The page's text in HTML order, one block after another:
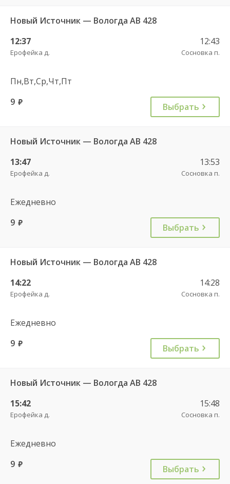
Новый Источник — Вологда АВ 428
12:37
Ерофейка д.
12:43
Сосновка п.
Пн,Вт,Ср,Чт,Пт
9 руб. Выбрать
Новый Источник — Вологда АВ 428
13:47
Ерофейка д.
13:53
Сосновка п.
Ежедневно
9 руб. Выбрать
Новый Источник — Вологда АВ 428
14:22
Ерофейка д.
14:28
Сосновка п.
Ежедневно
9 руб. Выбрать
Новый Источник — Вологда АВ 428
15:42
Ерофейка д.
15:48
Сосновка п.
Ежедневно
9 руб. Выбрать